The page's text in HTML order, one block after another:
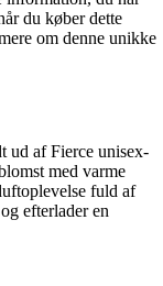
du køber dette
om denne unikke
ud af Fierce unisex-
med varme
fuld af
efterlader en